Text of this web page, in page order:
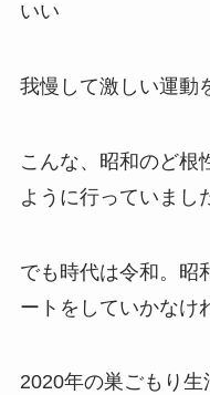
いい
我慢して激しい運動
こんな、昭和のど根
ように行っていまし
でも時代は令和。昭
ートをしていかなけ
2020年の巣ごもり